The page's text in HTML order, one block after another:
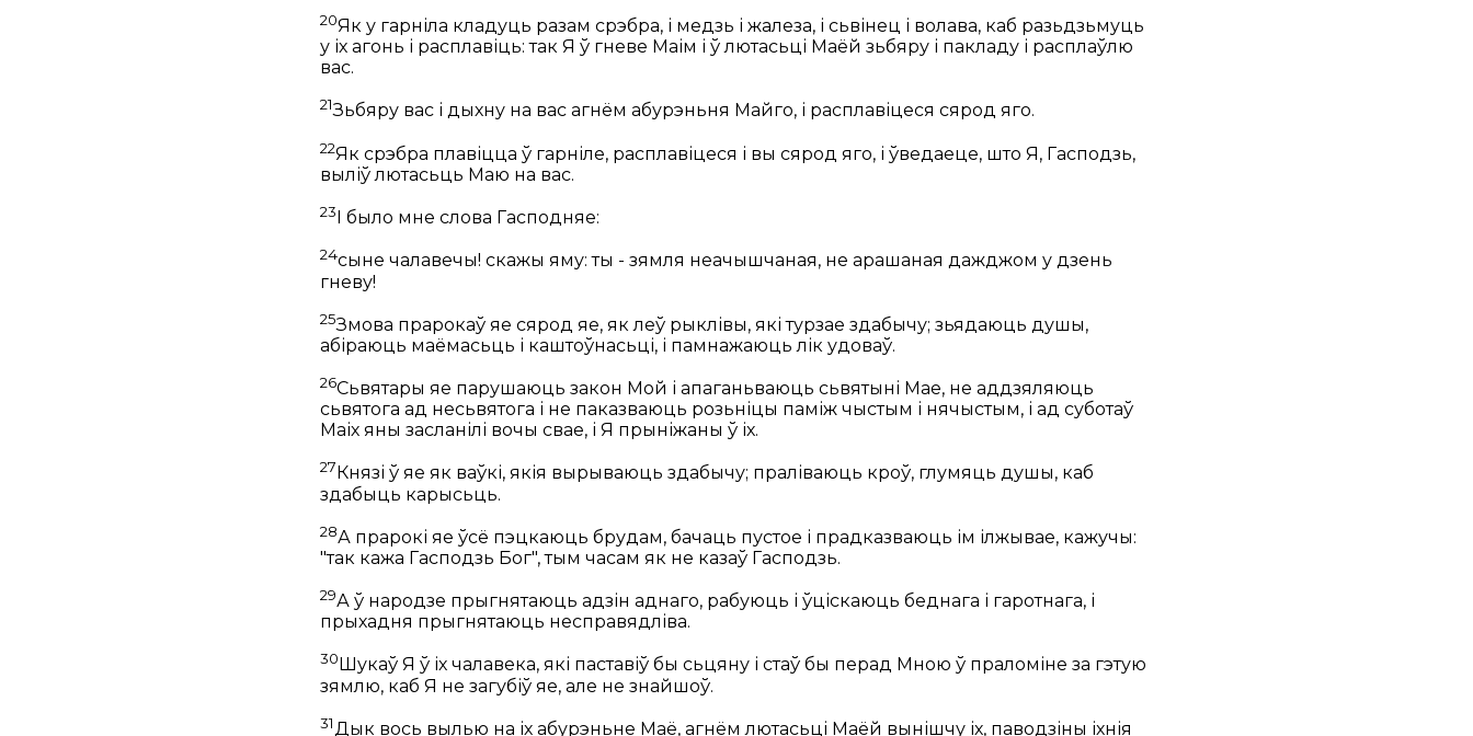
20Як у гарніла кладуць разам срэбра, і медзь і жалеза, і сьвінец і волава, каб разьдзьмуць
у іх агонь і расплавіць: так Я ў гневе Маім і ў лютасьці Маёй зьбяру і пакладу і расплаўлю
вас.
21Зьбяру вас і дыхну на вас агнём абурэньня Майго, і расплавіцеся сярод яго.
22Як срэбра плавіцца ў гарніле, расплавіцеся і вы сярод яго, і ўведаеце, што Я, Гасподзь,
выліў лютасьць Маю на вас.
23 І было мне слова Гасподняе:
24сыне чалавечы! скажы яму: ты - зямля неачышчаная, не арашаная дажджом у дзень
гневу!
25Змова прарокаў яе сярод яе, як леў рыклівы, які турзае здабычу; зьядаюць душы,
абіраюць маёмасьць і каштоўнасьці, і памнажаюць лік удоваў.
26Сьвятары яе парушаюць закон Мой і апаганьваюць сьвятыні Мае, не аддзяляюць
сьвятога ад несьвятога і не паказваюць розьніцы паміж чыстым і нячыстым, і ад суботаў
Маіх яны засланілі вочы свае, і Я прыніжаны ў іх.
27 Князі ў яе як ваўкі, якія вырываюць здабычу; праліваюць кроў, глумяць душы, каб
здабыць карысьць.
28А прарокі яе ўсё пэцкаюць брудам, бачаць пустое і прадказваюць ім ілжывае, кажучы:
"так кажа Гасподзь Бог", тым часам як не казаў Гасподзь.
29А ў народзе прыгнятаюць адзін аднаго, рабуюць і ўціскаюць беднага і гаротнага, і
прыхадня прыгнятаюць несправядліва.
30 Шукаў Я ў іх чалавека, які паставіў бы сьцяну і стаў бы перад Мною ў праломіне за гэтую
зямлю, каб Я не загубіў яе, але не знайшоў.
31Дык вось вылью на іх абурэньне Маё, агнём лютасьці Маёй вынішчу іх, паводзіны іхнія